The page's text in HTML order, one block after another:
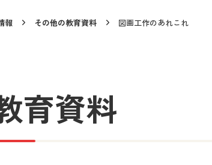
報 その他の教育資料 図画工作のあれこれ
育資料